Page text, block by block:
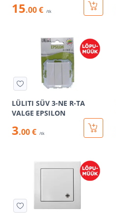
15.00 € /tk
LÜLITI SÜV 3-NE R-TA
VALGE EPSILON
3.00 € /tk